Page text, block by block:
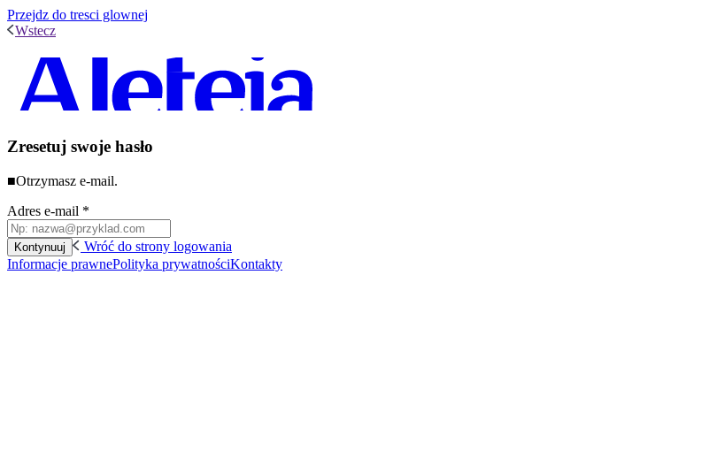
Przejdz do tresci glownej
Wstecz
Zresetuj swoje hasło
■Otrzymasz e-mail.
Adres e-mail *
Kontynuuj
Wróć do strony logowania
Informacje prawnePolityka prywatnościKontakty